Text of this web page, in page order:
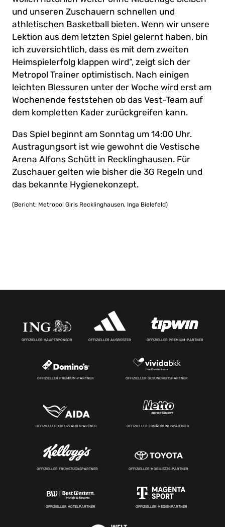
und unseren Zuschauern schnellen und
athletischen Basketball bieten. Wenn wir unsere
Lektion aus dem letzten Spiel gelernt haben, bin
ich zuversichtlich, dass es mit dem zweiten
Heimspielerfolg klappen wird“, zeigt sich der
Metropol Trainer optimistisch. Nach einigen
leichten Blessuren unter der Woche wird erst am
Wochenende feststehen ob das Vest-Team auf
dem kompletten Kader zurückgreifen kann.
Das Spiel beginnt am Sonntag um 14:00 Uhr.
Austragungsort ist wie gewohnt die Vestische
Arena Alfons Schütt in Recklinghausen. Für
Zuschauer gelten wie bisher die 3G Regeln und
das bekannte Hygienekonzept.
(Bericht: Metropol Girls Recklinghausen, Inga Bielefeld)
OFFIZIELLER HAUPTSPONSOR OFFIZIELLER AUSRÜSTER OFFIZIELLER PREMIUM-PARTNER
OFFIZIELLER PREMIUM-PARTNER OFFIZIELLER GESUNDHEITSPARTNER
OFFIZIELLER KREUZFAHRTPARTNER OFFIZIELLER ERNÄHRUNGSPARTNER
OFFIZIELLER FRÜHSTÜCKSPARTNER OFFIZIELLER MOBILITÄTS-PARTNER
OFFIZIELLER HOTELPARTNER OFFIZIELLER MEDIENPARTNER